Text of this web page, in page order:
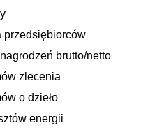
przedsiębiorców
brutto/netto
zlecenia
o dzieło
energii